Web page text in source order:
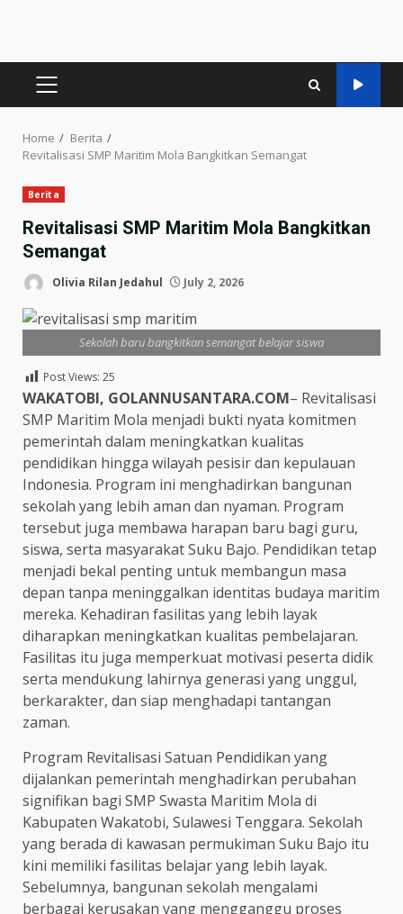
PRIMARY
Home
Berita
Revitalisasi SMP Maritim Mola Bangkitkan Semangat
Berita
Revitalisasi SMP Maritim Mola Bangkitkan
Semangat
Olivia Rilan Jedahul July 2, 2026
Sekolah baru bangkitkan semangat belajar siswa
Post Views: 25
WAKATOBI, GOLANNUSANTARA.COM– Revitalisasi
SMP Maritim Mola menjadi bukti nyata komitmen
pemerintah dalam meningkatkan kualitas
pendidikan hingga wilayah pesisir dan kepulauan
Indonesia. Program ini menghadirkan bangunan
sekolah yang lebih aman dan nyaman. Program
tersebut juga membawa harapan baru bagi guru,
siswa, serta masyarakat Suku Bajo. Pendidikan tetap
menjadi bekal penting untuk membangun masa
depan tanpa meninggalkan identitas budaya maritim
mereka. Kehadiran fasilitas yang lebih layak
diharapkan meningkatkan kualitas pembelajaran.
Fasilitas itu juga memperkuat motivasi peserta didik
serta mendukung lahirnya generasi yang unggul,
berkarakter, dan siap menghadapi tantangan
zaman.
Program Revitalisasi Satuan Pendidikan yang
dijalankan pemerintah menghadirkan perubahan
signifikan bagi SMP Swasta Maritim Mola di
Kabupaten Wakatobi, Sulawesi Tenggara. Sekolah
yang berada di kawasan permukiman Suku Bajo itu
kini memiliki fasilitas belajar yang lebih layak.
Sebelumnya, bangunan sekolah mengalami
berbagai kerusakan yang mengganggu proses